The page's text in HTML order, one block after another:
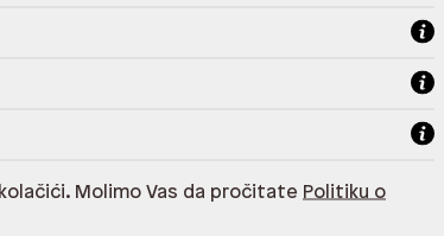
Molimo Vas da pročitate Politiku o